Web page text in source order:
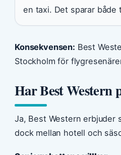
en taxi. Det sparar både
Konsekvensen: Best
Stockholm för
Har Best Western
Ja, Best Western erbjuder
dock mellan hotell och